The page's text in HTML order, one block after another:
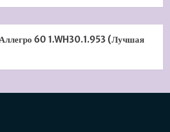
60 1.WH30.1.953 (Лучшая